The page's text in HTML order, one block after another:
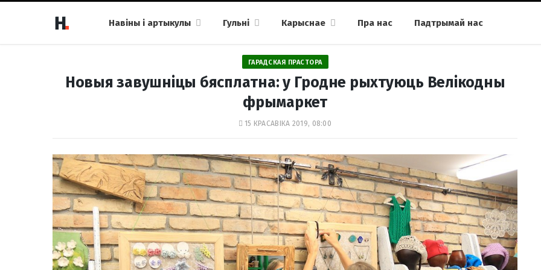
Навіны і артыкулы Гульні Карыснае Пра нас Падтрымай нас
ГАРАДСКАЯ ПРАСТОРА
Новыя завушніцы бясплатна: у Гродне рыхтуюць Велікодны
фрымаркет
15 КРАСАВІКА 2019, 08:00